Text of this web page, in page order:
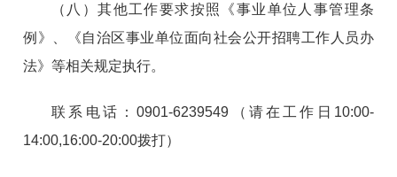
（八）其他工作要求按照《事业单位人事管理条
例》、《自治区事业单位面向社会公开招聘工作人员办
法》等相关规定执行。
联系电话：0901-6239549（请在工作日10:00-
14:00,16:00-20:00拨打）